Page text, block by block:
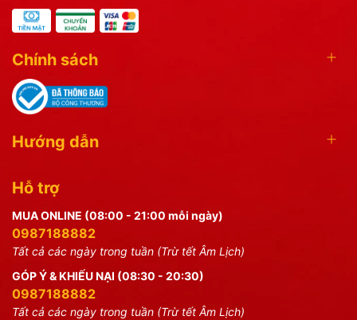
Chính sách
Hướng dẫn
Hỗ trợ
MUA ONLINE (08:00 - 21:00 mỗi ngày)
0987188882
Tất cả các ngày trong tuần (Trừ tết Âm Lịch)
GÓP Ý & KHIẾU NẠI (08:30 - 20:30)
0987188882
Tất cả các ngày trong tuần (Trừ tết Âm Lịch)